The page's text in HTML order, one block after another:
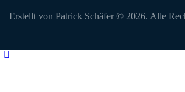
Erstellt von Patrick Schäfer © 2026. Alle